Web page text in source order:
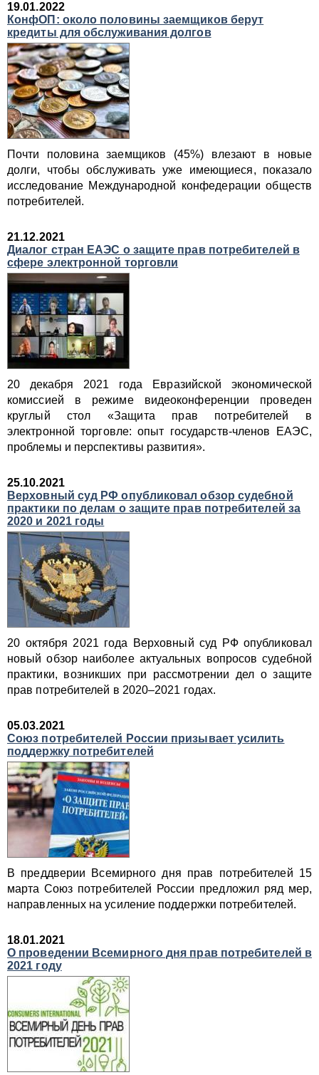
19.01.2022
КонфОП: около половины заемщиков берут
кредиты для обслуживания долгов
Почти половина заемщиков (45%) влезают в новые
долги, чтобы обслуживать уже имеющиеся, показало
исследование Международной конфедерации обществ
потребителей.
21.12.2021
Диалог стран ЕАЭС о защите прав потребителей в
сфере электронной торговли
20 декабря 2021 года Евразийской экономической
комиссией в режиме видеоконференции проведен
круглый стол «Защита прав потребителей в
электронной торговле: опыт государств-членов ЕАЭС,
проблемы и перспективы развития».
25.10.2021
Верховный суд РФ опубликовал обзор судебной
практики по делам о защите прав потребителей за
2020 и 2021 годы
20 октября 2021 года Верховный суд РФ опубликовал
новый обзор наиболее актуальных вопросов судебной
практики, возникших при рассмотрении дел о защите
прав потребителей в 2020–2021 годах.
05.03.2021
Союз потребителей России призывает усилить
поддержку потребителей
В преддверии Всемирного дня прав потребителей 15
марта Союз потребителей России предложил ряд мер,
направленных на усиление поддержки потребителей.
18.01.2021
О проведении Всемирного дня прав потребителей в
2021 году